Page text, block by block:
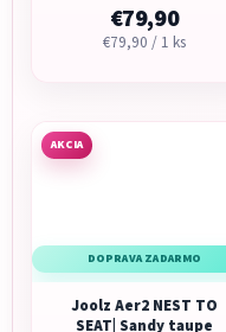
€79,90
Jednotková
€79,90 / 1 ks
AKCIA
DOPRAVA ZADARMO
Joolz Aer2 NEST TO
SEAT| Sandy taupe